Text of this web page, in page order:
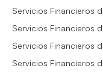
Servicios Financieros
Servicios Financieros
Servicios Financieros
Servicios Financieros